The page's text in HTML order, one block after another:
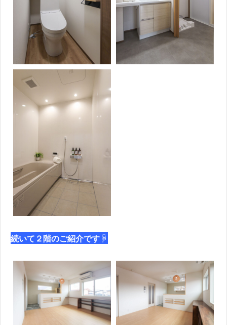
続いて２階のご紹介です ☟